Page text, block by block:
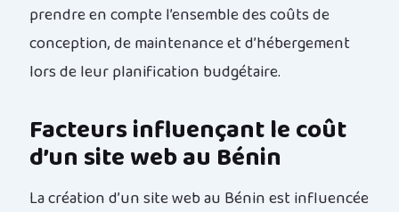
prendre en compte l’ensemble des coûts de
conception, de maintenance et d’hébergement
lors de leur planification budgétaire.
Facteurs influençant le coût
d’un site web au Bénin
La création d’un site web au Bénin est influencée